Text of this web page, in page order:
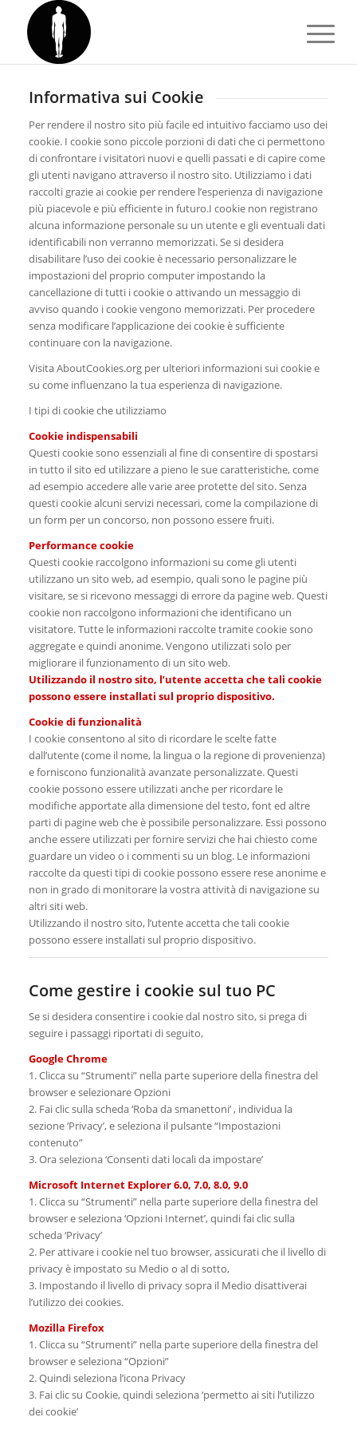
Informativa sui Cookie
Per rendere il nostro sito più facile ed intuitivo facciamo uso dei
cookie. I cookie sono piccole porzioni di dati che ci permettono
di confrontare i visitatori nuovi e quelli passati e di capire come
gli utenti navigano attraverso il nostro sito. Utilizziamo i dati
raccolti grazie ai cookie per rendere l’esperienza di navigazione
più piacevole e più efficiente in futuro.I cookie non registrano
alcuna informazione personale su un utente e gli eventuali dati
identificabili non verranno memorizzati. Se si desidera
disabilitare l’uso dei cookie è necessario personalizzare le
impostazioni del proprio computer impostando la
cancellazione di tutti i cookie o attivando un messaggio di
avviso quando i cookie vengono memorizzati. Per procedere
senza modificare l’applicazione dei cookie è sufficiente
continuare con la navigazione.
Visita AboutCookies.org per ulteriori informazioni sui cookie e
su come influenzano la tua esperienza di navigazione.
I tipi di cookie che utilizziamo
Cookie indispensabili
Questi cookie sono essenziali al fine di consentire di spostarsi
in tutto il sito ed utilizzare a pieno le sue caratteristiche, come
ad esempio accedere alle varie aree protette del sito. Senza
questi cookie alcuni servizi necessari, come la compilazione di
un form per un concorso, non possono essere fruiti.
Performance cookie
Questi cookie raccolgono informazioni su come gli utenti
utilizzano un sito web, ad esempio, quali sono le pagine più
visitare, se si ricevono messaggi di errore da pagine web. Questi
cookie non raccolgono informazioni che identificano un
visitatore. Tutte le informazioni raccolte tramite cookie sono
aggregate e quindi anonime. Vengono utilizzati solo per
migliorare il funzionamento di un sito web.
Utilizzando il nostro sito, l’utente accetta che tali cookie
possono essere installati sul proprio dispositivo.
Cookie di funzionalità
I cookie consentono al sito di ricordare le scelte fatte
dall’utente (come il nome, la lingua o la regione di provenienza)
e forniscono funzionalità avanzate personalizzate. Questi
cookie possono essere utilizzati anche per ricordare le
modifiche apportate alla dimensione del testo, font ed altre
parti di pagine web che è possibile personalizzare. Essi possono
anche essere utilizzati per fornire servizi che hai chiesto come
guardare un video o i commenti su un blog. Le informazioni
raccolte da questi tipi di cookie possono essere rese anonime e
non in grado di monitorare la vostra attività di navigazione su
altri siti web.
Utilizzando il nostro sito, l’utente accetta che tali cookie
possono essere installati sul proprio dispositivo.
Come gestire i cookie sul tuo PC
Se si desidera consentire i cookie dal nostro sito, si prega di
seguire i passaggi riportati di seguito,
Google Chrome
1. Clicca su “Strumenti” nella parte superiore della finestra del
browser e selezionare Opzioni
2. Fai clic sulla scheda ‘Roba da smanettoni’ , individua la
sezione ‘Privacy’, e seleziona il pulsante “Impostazioni
contenuto”
3. Ora seleziona ‘Consenti dati locali da impostare’
Microsoft Internet Explorer 6.0, 7.0, 8.0, 9.0
1. Clicca su “Strumenti” nella parte superiore della finestra del
browser e seleziona ‘Opzioni Internet’, quindi fai clic sulla
scheda ‘Privacy’
2. Per attivare i cookie nel tuo browser, assicurati che il livello di
privacy è impostato su Medio o al di sotto,
3. Impostando il livello di privacy sopra il Medio disattiverai
l’utilizzo dei cookies.
Mozilla Firefox
1. Clicca su “Strumenti” nella parte superiore della finestra del
browser e seleziona “Opzioni”
2. Quindi seleziona l’icona Privacy
3. Fai clic su Cookie, quindi seleziona ‘permetto ai siti l’utilizzo
dei cookie’